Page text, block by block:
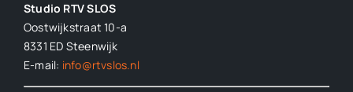
Studio RTV SLOS
Oostwijkstraat 10-a
8331 ED Steenwijk
E-mail: info@rtvslos.nl